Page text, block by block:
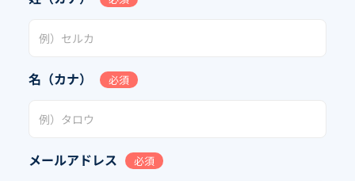
名（カナ） 必須
メールアドレス 必須